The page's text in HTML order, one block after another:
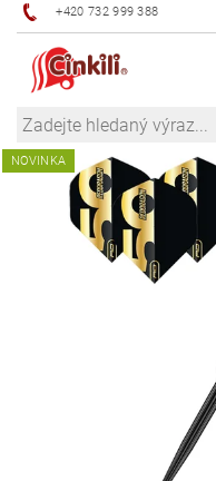
+420 732 999 388
NOVINKA